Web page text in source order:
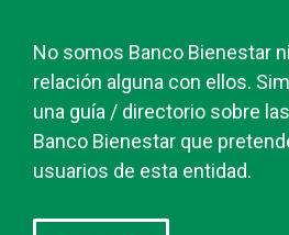
No somos Banco Bienestar
relación alguna con ellos.
una guía / directorio sobre
Banco Bienestar que
usuarios de esta entidad.